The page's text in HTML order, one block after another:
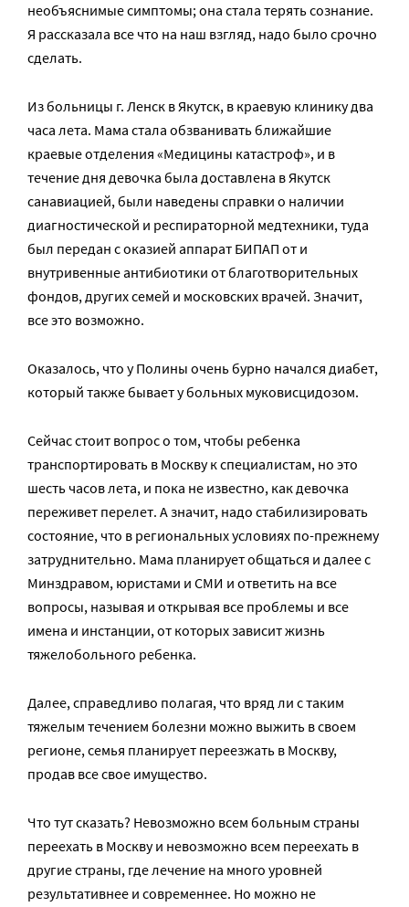
необъяснимые симптомы; она стала терять сознание.
Я рассказала все что на наш взгляд, надо было срочно
сделать.
Из больницы г. Ленск в Якутск, в краевую клинику два
часа лета. Мама стала обзванивать ближайшие
краевые отделения «Медицины катастроф», и в
течение дня девочка была доставлена в Якутск
санавиацией, были наведены справки о наличии
диагностической и респираторной медтехники, туда
был передан с оказией аппарат БИПАП от и
внутривенные антибиотики от благотворительных
фондов, других семей и московских врачей. Значит,
все это возможно.
Оказалось, что у Полины очень бурно начался диабет,
который также бывает у больных муковисцидозом.
Сейчас стоит вопрос о том, чтобы ребенка
транспортировать в Москву к специалистам, но это
шесть часов лета, и пока не известно, как девочка
переживет перелет. А значит, надо стабилизировать
состояние, что в региональных условиях по-прежнему
затруднительно. Мама планирует общаться и далее с
Минздравом, юристами и СМИ и ответить на все
вопросы, называя и открывая все проблемы и все
имена и инстанции, от которых зависит жизнь
тяжелобольного ребенка.
Далее, справедливо полагая, что вряд ли с таким
тяжелым течением болезни можно выжить в своем
регионе, семья планирует переезжать в Москву,
продав все свое имущество.
Что тут сказать? Невозможно всем больным страны
переехать в Москву и невозможно всем переехать в
другие страны, где лечение на много уровней
результативнее и современнее. Но можно не